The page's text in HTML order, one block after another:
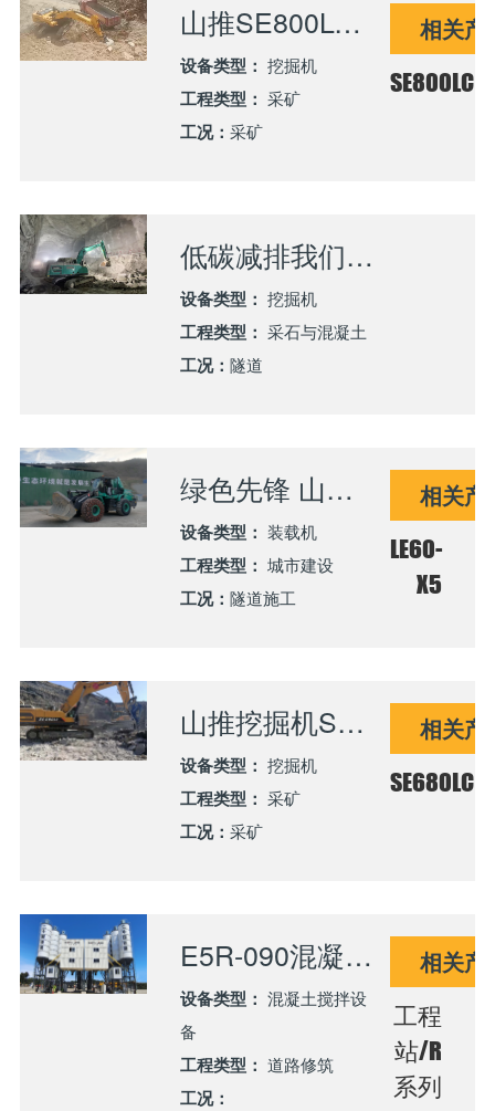
山推SE800LC挖掘机助力大型露天矿高效开采
设备类型： 挖掘机
工程类型： 采矿
工况：采矿
相关产
SE800LC
低碳减排我们共担当丨山推SE215EI电动挖掘机助力国家水电建设
设备类型： 挖掘机
工程类型： 采石与混凝土
工况：隧道
绿色先锋 山推LE60-X5纯电装载机助力隧道施工
设备类型： 装载机
工程类型： 城市建设
工况：隧道施工
相关产
LE60-
X5
山推挖掘机SE680助力矿山开发
设备类型： 挖掘机
工程类型： 采矿
工况：采矿
相关产
SE680LC
E5R-090混凝土搅拌站服务智利5号公路建设
设备类型： 混凝土搅拌设
备
工程类型： 道路修筑
工况：
相关产
工程
站/R
系列